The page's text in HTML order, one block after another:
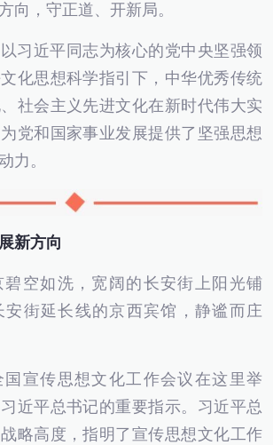
，守正道、开新局。
近平同志为核心的党中央坚强领
化思想科学指引下，中华优秀传统
社会主义先进文化在新时代伟大实
党和国家事业发展提供了坚强思想
力。
新方向
空如洗，宽阔的长安街上阳光铺
安街延长线的京西宾馆，静谧而庄
传思想文化工作会议在这里举
近平总书记的重要指示。习近平总
略高度，指明了宣传思想文化工作